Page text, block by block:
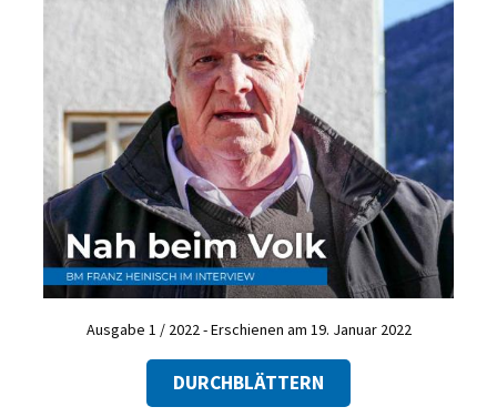
Ausgabe 1 / 2022 - Erschienen am 19. Januar 2022
DURCHBLÄTTERN